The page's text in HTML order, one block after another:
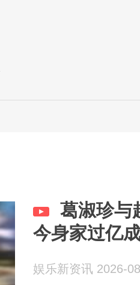
葛淑珍与
今身家过亿
娱乐新资讯 2026-